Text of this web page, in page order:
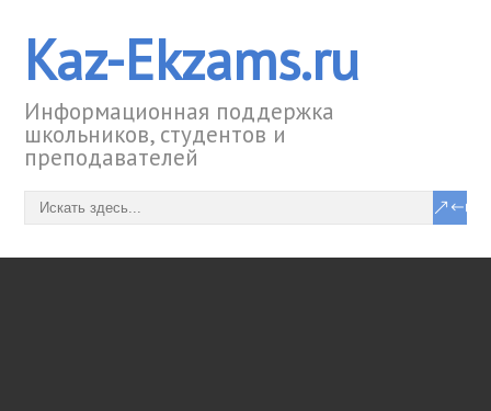
Kaz-Ekzams.ru
Информационная поддержка
школьников, студентов и
преподавателей